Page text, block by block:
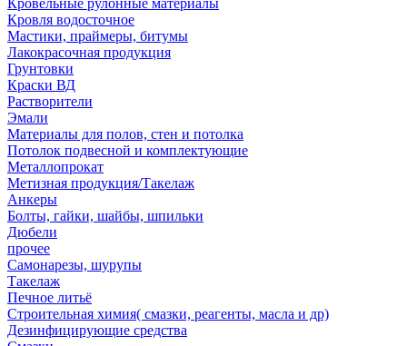
Кровельные рулонные материалы
Кровля водосточное
Мастики, праймеры, битумы
Лакокрасочная продукция
Грунтовки
Краски ВД
Растворители
Эмали
Материалы для полов, стен и потолка
Потолок подвесной и комплектующие
Металлопрокат
Метизная продукция/Такелаж
Анкеры
Болты, гайки, шайбы, шпильки
Дюбели
прочее
Самонарезы, шурупы
Такелаж
Печное литьё
Строительная химия( смазки, реагенты, масла и др)
Дезинфицирующие средства